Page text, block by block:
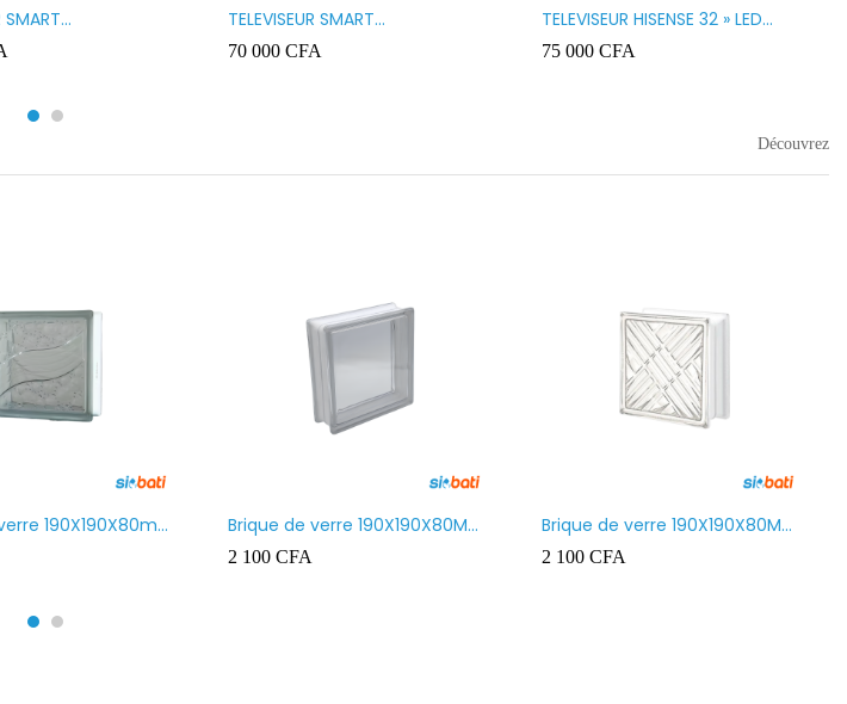
SMART
32 » SMART
TELEVISEUR SMART
TECHNOLOGY 32 LED STT3200K
70 000 CFA
TELEVISEUR HISENSE 32 » LED
32A5200
75 000 CFA
Découvrez
190X190X80mm
x bulles
Brique de verre 190X190X80MM
Transparent
2 100 CFA
Brique de verre 190X190X80MM
CROSS
2 100 CFA